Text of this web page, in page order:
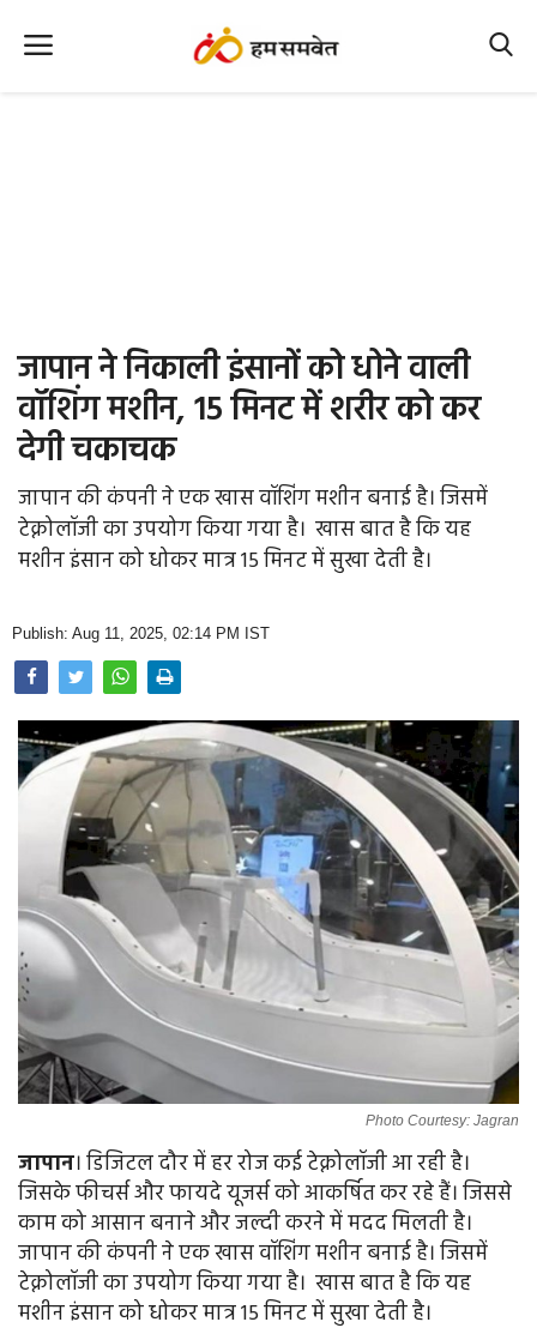
Office Office
Political Gossips
Farm & Food
Opinion
Photo Gallery
Home
जापान ने निकाली इंसानों को धोने वाली
वॉशिंग मशीन, 15 मिनट में शरीर को कर
देगी चकाचक
जापान की कंपनी ने एक खास वॉशिंग मशीन बनाई है। जिसमें
टेक्नोलॉजी का उपयोग किया गया है। ‌ खास बात है कि यह
मशीन इंसान को धोकर मात्र 15 मिनट में सुखा देती है।
Publish: Aug 11, 2025, 02:14 PM IST
Photo Courtesy: Jagran
जापान। डिजिटल दौर में हर रोज कई टेक्नोलॉजी आ रही है।
जिसके फीचर्स और फायदे यूजर्स को आकर्षित कर रहे हैं। जिससे
काम को आसान बनाने और जल्दी करने में मदद मिलती है।
जापान की कंपनी ने एक खास वॉशिंग मशीन बनाई है। जिसमें
टेक्नोलॉजी का उपयोग किया गया है। ‌ खास बात है कि यह
मशीन इंसान को धोकर मात्र 15 मिनट में सुखा देती है।